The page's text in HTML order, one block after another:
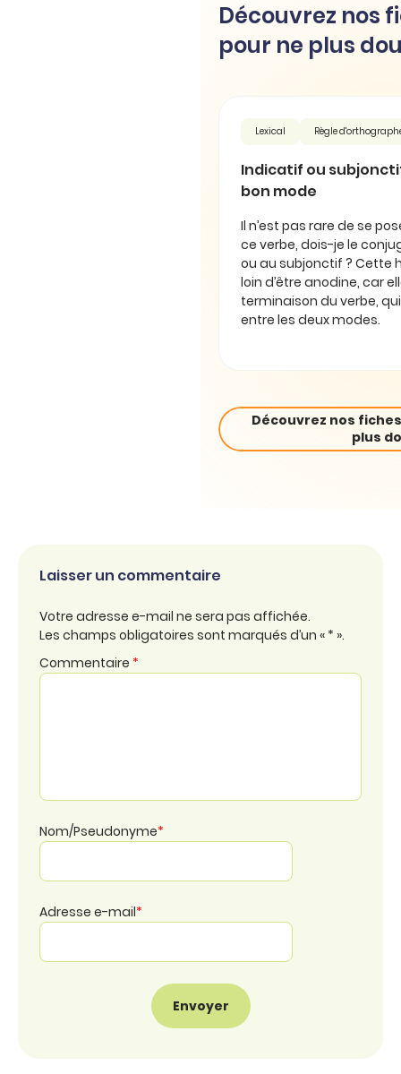
Découvrez nos
pour ne plus
Lexical Règle
Indicatif ou
bon mode
Il n’est pas rare de se
ce verbe, dois-je le
ou au subjonctif ? Cette
loin d’être anodine, car
terminaison du verbe,
entre les deux modes.
Découvrez nos
plus
Laisser un commentaire
Votre adresse e-mail ne sera pas affichée.
Les champs obligatoires sont marqués d’un « * ».
Commentaire *
Nom/Pseudonyme*
Adresse e-mail*